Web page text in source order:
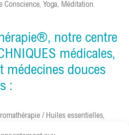
Conscience, Yoga, Méditation.
notre centre
médicales,
médecines douces
:
/ Huiles essentielles,
Reiki, Réflexologie plantaire,